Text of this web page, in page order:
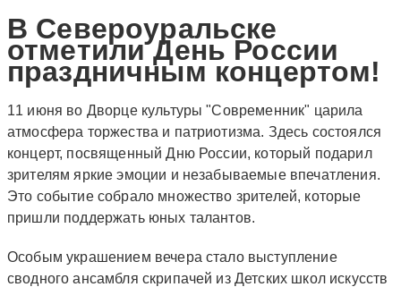
В Североуральске
отметили День России
праздничным концертом!
11 июня во Дворце культуры "Современник" царила
атмосфера торжества и патриотизма. Здесь состоялся
концерт, посвященный Дню России, который подарил
зрителям яркие эмоции и незабываемые впечатления.
Это событие собрало множество зрителей, которые
пришли поддержать юных талантов.
Особым украшением вечера стало выступление
сводного ансамбля скрипачей из Детских школ искусств